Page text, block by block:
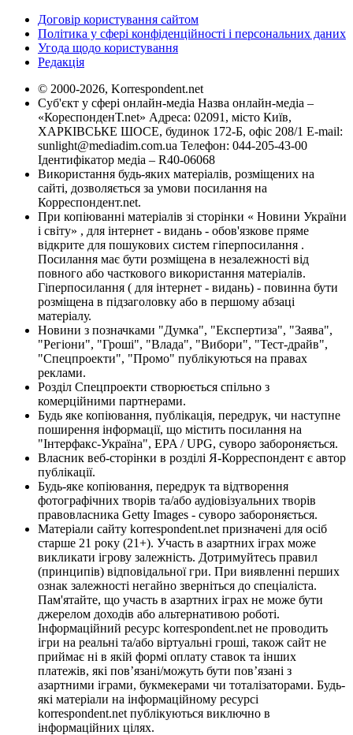
Договір користування сайтом
Політика у сфері конфіденційності і персональних даних
Угода щодо користування
Редакція
© 2000-2026, Korrespondent.net
Суб'єкт у сфері онлайн-медіа Назва онлайн-медіа –
«КореспонденТ.net» Адреса: 02091, місто Київ,
ХАРКІВСЬКЕ ШОСЕ, будинок 172-Б, офіс 208/1 E-mail:
sunlight@mediadim.com.ua Телефон: 044-205-43-00
Ідентифікатор медіа – R40-06068
Використання будь-яких матеріалів, розміщених на
сайті, дозволяється за умови посилання на
Корреспондент.net.
При копіюванні матеріалів зі сторінки « Новини України
і світу» , для інтернет - видань - обов'язкове пряме
відкрите для пошукових систем гіперпосилання .
Посилання має бути розміщена в незалежності від
повного або часткового використання матеріалів.
Гіперпосилання ( для інтернет - видань) - повинна бути
розміщена в підзаголовку або в першому абзаці
матеріалу.
Новини з позначками "Думка", "Експертиза", "Заява",
"Регіони", "Гроші", "Влада", "Вибори", "Тест-драйв",
"Спецпроекти", "Промо" публікуються на правах
реклами.
Розділ Спецпроекти створюється спільно з
комерційними партнерами.
Будь яке копіювання, публікація, передрук, чи наступне
поширення інформації, що містить посилання на
"Інтерфакс-Україна", EPA / UPG, суворо забороняється.
Власник веб-сторінки в розділі Я-Корреспондент є автор
публікації.
Будь-яке копіювання, передрук та відтворення
фотографічних творів та/або аудіовізуальних творів
правовласника Getty Images - суворо забороняється.
Матеріали сайту korrespondent.net призначені для осіб
старше 21 року (21+). Участь в азартних іграх може
викликати ігрову залежність. Дотримуйтесь правил
(принципів) відповідальної гри. При виявленні перших
ознак залежності негайно зверніться до спеціаліста.
Пам'ятайте, що участь в азартних іграх не може бути
джерелом доходів або альтернативою роботі.
Інформаційний ресурс korrespondent.net не проводить
ігри на реальні та/або віртуальні гроші, також сайт не
приймає ні в якій формі оплату ставок та інших
платежів, які пов’язані/можуть бути пов’язані з
азартними іграми, букмекерами чи тоталізаторами. Будь-
які матеріали на інформаційному ресурсі
korrespondent.net публікуються виключно в
інформаційних цілях.